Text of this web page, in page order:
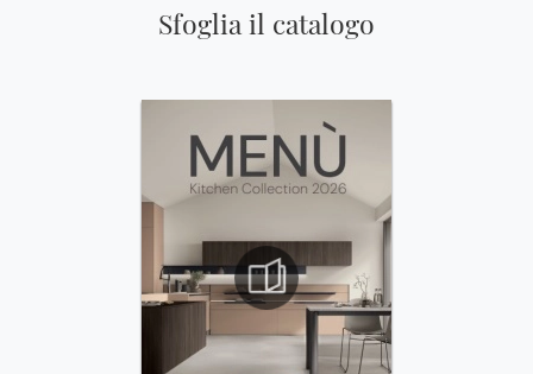
Sfoglia il catalogo